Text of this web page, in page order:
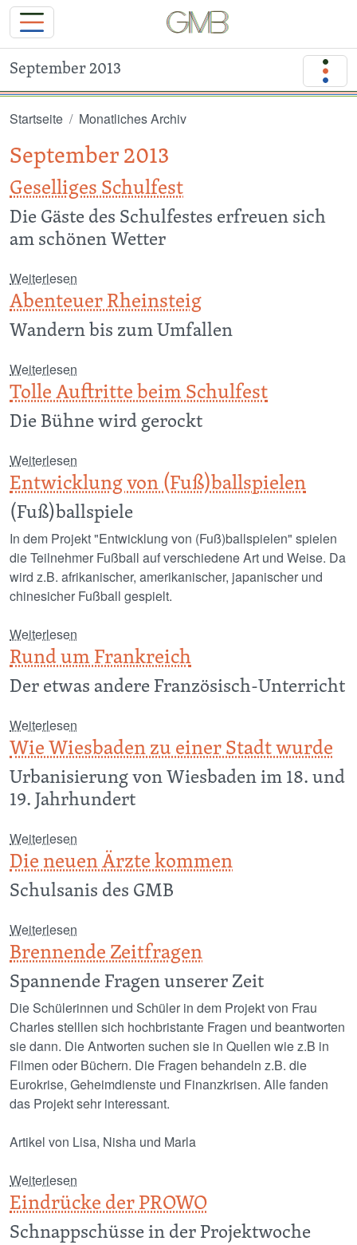
September 2013
Startseite Monatliches Archiv
September 2013
Geselliges Schulfest
Die Gäste des Schulfestes erfreuen sich
am schönen Wetter
Weiterlesen
Abenteuer Rheinsteig
Wandern bis zum Umfallen
Weiterlesen
Tolle Auftritte beim Schulfest
Die Bühne wird gerockt
Weiterlesen
Entwicklung von (Fuß)ballspielen
(Fuß)ballspiele
In dem Projekt "Entwicklung von (Fuß)ballspielen" spielen
die Teilnehmer Fußball auf verschiedene Art und Weise. Da
wird z.B. afrikanischer, amerikanischer, japanischer und
chinesicher Fußball gespielt.
Weiterlesen
Rund um Frankreich
Der etwas andere Französisch-Unterricht
Weiterlesen
Wie Wiesbaden zu einer Stadt wurde
Urbanisierung von Wiesbaden im 18. und
19. Jahrhundert
Weiterlesen
Die neuen Ärzte kommen
Schulsanis des GMB
Weiterlesen
Brennende Zeitfragen
Spannende Fragen unserer Zeit
Die Schülerinnen und Schüler in dem Projekt von Frau
Charles stelllen sich hochbristante Fragen und beantworten
sie dann. Die Antworten suchen sie in Quellen wie z.B in
Filmen oder Büchern. Die Fragen behandeln z.B. die
Eurokrise, Geheimdienste und Finanzkrisen. Alle fanden
das Projekt sehr interessant.
Artikel von Lisa, Nisha und Marla
Weiterlesen
Eindrücke der PROWO
Schnappschüsse in der Projektwoche